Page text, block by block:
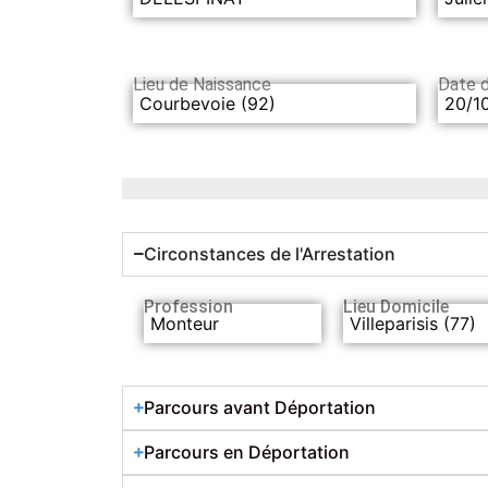
Lieu de Naissance
Courbevoie (92)
Date
20/
Circonstances de l'Arrestation
Profession
Monteur
Lieu Domicile
Villeparisis (77)
Parcours avant Déportation
Parcours en Déportation